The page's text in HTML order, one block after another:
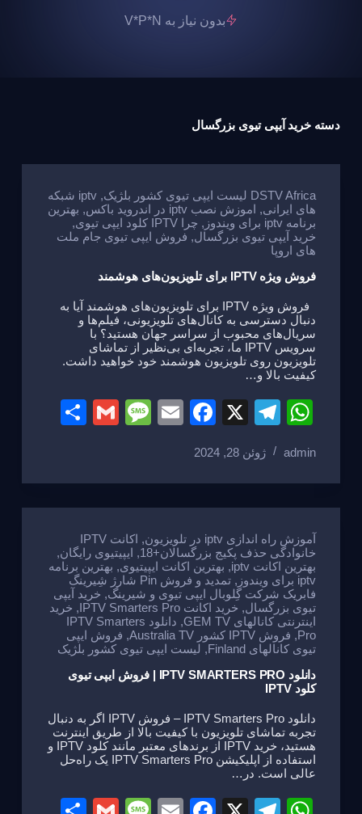
بدون نیاز به V*P*N
دسته خرید آیپی تیوی بزرگسال
DSTV Africa لیست ایپی تیوی کشور بلژیک ,
iptv شبکه
های ایرانی, اموزش نصب iptv در اندروید باکس , بهترین
برنامه iptv برای ویندوز
, چرا IPTV کلود ایپی تیوی
,
خرید آیپی تیوی بزرگسال, فروش ایپی تیوی جام ملت
های اروپا
فروش ویژه IPTV برای تلویزیون‌های هوشمند
فروش ویژه IPTV برای تلویزیون‌های هوشمند آیا به
دنبال دسترسی به کانال‌های تلویزیونی، فیلم‌ها و
سریال‌های محبوب از سراسر جهان هستید؟ با
سرویس IPTV ما، تجربه‌ای بی‌نظیر از تماشای
تلویزیون روی تلویزیون هوشمند خود خواهید داشت.
کیفیت بالا و…
W
at
s
A
p
p
T
e
gr
a
m
X
F
e
b
o
o
k
E
M
a
g
e
G
e
admin ژوئن 28, 2024
آموزش راه اندازی iptv در تلویزیون ,
اکانت IPTV
خانوادگی حذف پکیج بزرگسالان+18
, ایپیتیوی رایگان,
بهترین اکانت iptv
, بهترین اکانت ایپیتیوی, بهترین برنامه
iptv برای ویندوز
,
تمدید و فروش Pin شارژ شِیرینگ
فابریک شرکت گِلوبال ایپی تیوی و شیرینگ, خرید آیپی
تیوی بزرگسال, خرید اکانت IPTV Smarters Pro , خرید
اینترنتی کانالهای GEM TV
,
دانلود IPTV Smarters
Pro
, فروش IPTV کشور Australia TV , فروش ایپی
تیوی کانالهای Finland
, لیست ایپی تیوی کشور بلژیک
دانلود IPTV SMARTERS PRO | فروش ایپی تیوی
کلود IPTV
دانلود IPTV Smarters Pro – فروش IPTV اگر به دنبال
تجربه تماشای تلویزیون با کیفیت بالا از طریق اینترنت
هستید، خرید IPTV از برندهای معتبر مانند کلود IPTV و
استفاده از اپلیکیشن IPTV Smarters Pro یک راه‌حل
عالی است. در…